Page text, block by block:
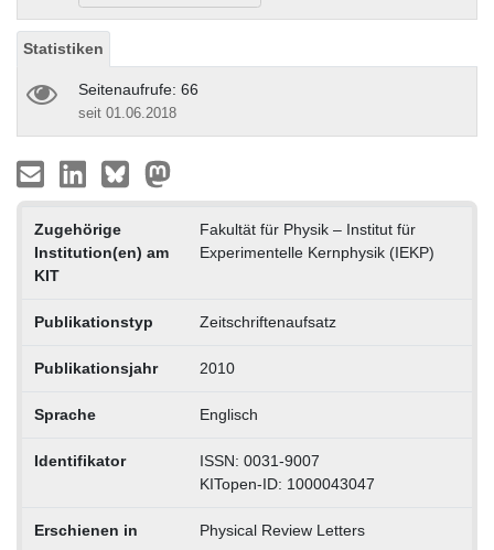
Statistiken
Seitenaufrufe: 66
seit 01.06.2018
Zugehörige
Institution(en) am
KIT
Fakultät für Physik – Institut für
Experimentelle Kernphysik (IEKP)
Publikationstyp Zeitschriftenaufsatz
Publikationsjahr 2010
Sprache Englisch
Identifikator
ISSN: 0031-9007
KITopen-ID: 1000043047
Erschienen in Physical Review Letters